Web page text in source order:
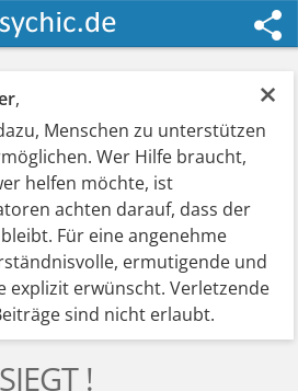
×
,
Menschen zu unterstützen
Wer Hilfe braucht,
helfen möchte, ist
achten darauf, dass der
Für eine angenehme
ermutigende und
explizit erwünscht. Verletzende
sind nicht erlaubt.
!